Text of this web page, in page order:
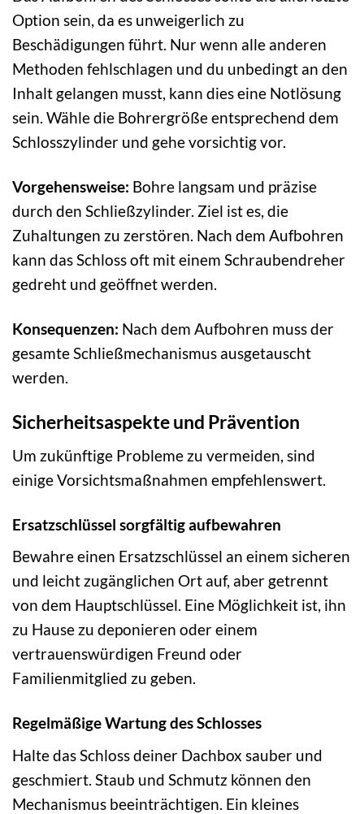
Option sein, da es unweigerlich zu
Beschädigungen führt. Nur wenn alle anderen
Methoden fehlschlagen und du unbedingt an den
Inhalt gelangen musst, kann dies eine Notlösung
sein. Wähle die Bohrergröße entsprechend dem
Schlosszylinder und gehe vorsichtig vor.
Vorgehensweise: Bohre langsam und präzise
durch den Schließzylinder. Ziel ist es, die
Zuhaltungen zu zerstören. Nach dem Aufbohren
kann das Schloss oft mit einem Schraubendreher
gedreht und geöffnet werden.
Konsequenzen: Nach dem Aufbohren muss der
gesamte Schließmechanismus ausgetauscht
werden.
Sicherheitsaspekte und Prävention
Um zukünftige Probleme zu vermeiden, sind
einige Vorsichtsmaßnahmen empfehlenswert.
Ersatzschlüssel sorgfältig aufbewahren
Bewahre einen Ersatzschlüssel an einem sicheren
und leicht zugänglichen Ort auf, aber getrennt
von dem Hauptschlüssel. Eine Möglichkeit ist, ihn
zu Hause zu deponieren oder einem
vertrauenswürdigen Freund oder
Familienmitglied zu geben.
Regelmäßige Wartung des Schlosses
Halte das Schloss deiner Dachbox sauber und
geschmiert. Staub und Schmutz können den
Mechanismus beeinträchtigen. Ein kleines